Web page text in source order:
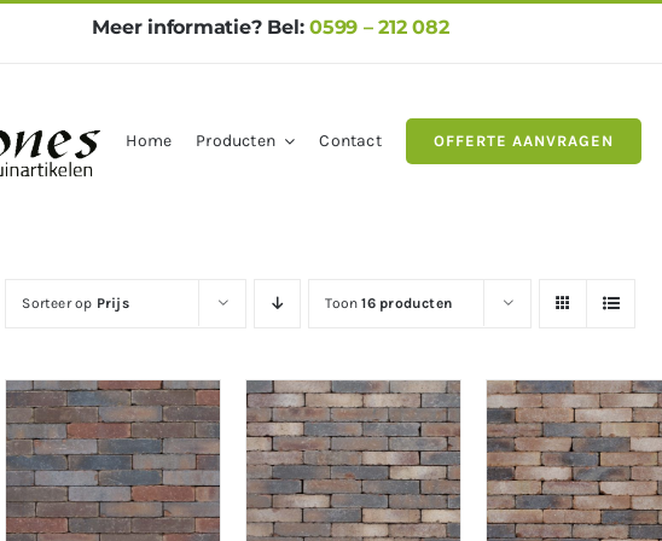
Meer informatie? Bel:0599 – 212 082
Home Producten Contact OFFERTE AANVRAGEN
Sorteer op Prijs Toon16 producten